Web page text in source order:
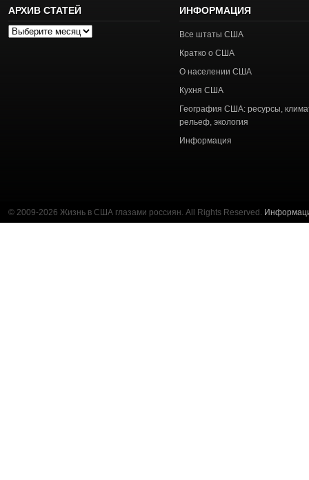
АРХИВ СТАТЕЙ
Архив
ИНФОРМАЦИЯ
Все штаты США
Кратко о США
О населении США
Кухня США
География США: ресурсы,
рельеф, экология
Информация
© 2009-2026 Жизнь в США глазами россиян. All Rights Reserved.